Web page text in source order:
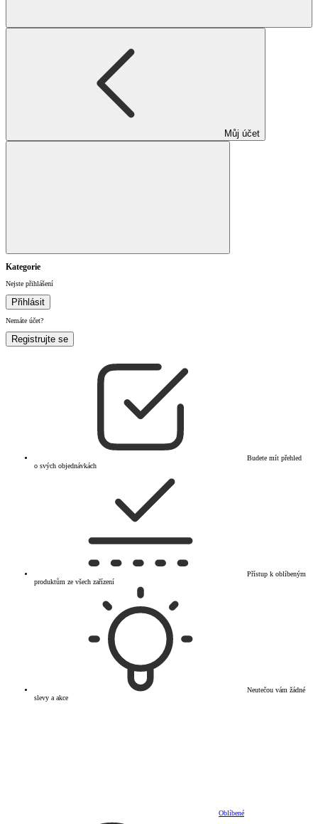
Můj účet
Kategorie
Nejste přihlášení
Přihlásit
Nemáte účet?
Registrujte se
Budete mít přehled
o svých objednávkách
Přístup k oblíbeným
produktům ze všech zařízení
Neutečou vám žádné
slevy a akce
Oblíbené